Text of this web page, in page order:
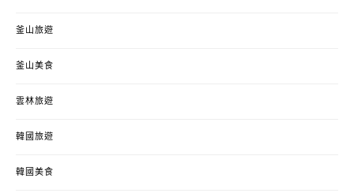
釜山旅遊
釜山美食
雲林旅遊
韓國旅遊
韓國美食